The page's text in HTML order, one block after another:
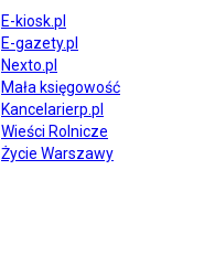
E-kiosk.pl
E-gazety.pl
Nexto.pl
Mała księgowość
Kancelarierp.pl
Wieści Rolnicze
Życie Warszawy